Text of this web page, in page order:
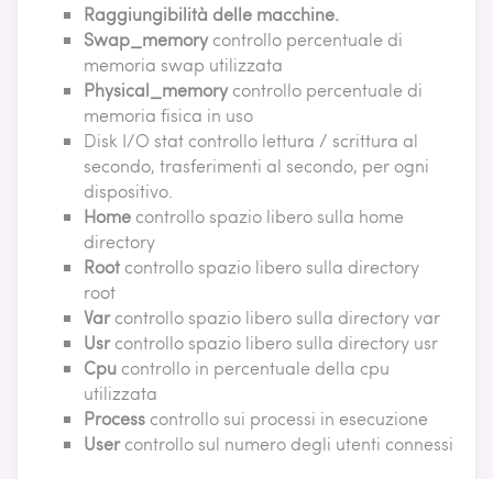
Raggiungibilità delle macchine.
Swap_memorycontrollo percentuale di
memoria swap utilizzata
Physical_memorycontrollo percentuale di
memoria fisica in uso
Disk I/O stat controllo lettura / scrittura al
secondo, trasferimenti al secondo, per ogni
dispositivo.
Home controllo spazio libero sulla home
directory
Root controllo spazio libero sulla directory
root
Varcontrollo spazio libero sulla directory var
Usrcontrollo spazio libero sulla directory usr
Cpu controllo in percentuale della cpu
utilizzata
Process controllo sui processi in esecuzione
Usercontrollo sul numero degli utenti connessi